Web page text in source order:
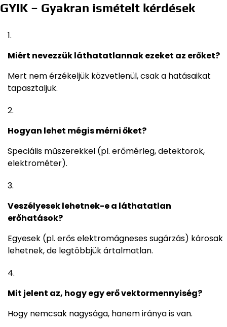
GYIK – Gyakran ismételt kérdések
Miért nevezzük láthatatlannak ezeket az erőket?
Mert nem érzékeljük közvetlenül, csak a hatásaikat
tapasztaljuk.
Hogyan lehet mégis mérni őket?
Speciális műszerekkel (pl. erőmérleg, detektorok,
elektrométer).
Veszélyesek lehetnek-e a láthatatlan
erőhatások?
Egyesek (pl. erős elektromágneses sugárzás) károsak
lehetnek, de legtöbbjük ártalmatlan.
Mit jelent az, hogy egy erő vektormennyiség?
Hogy nemcsak nagysága, hanem iránya is van.